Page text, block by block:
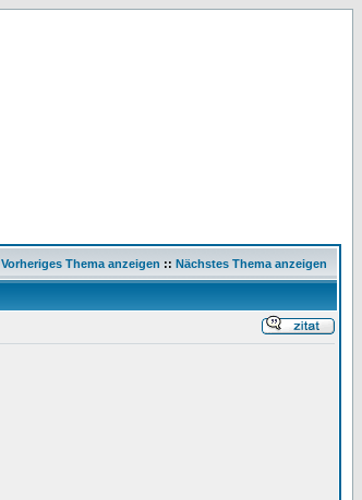
Vorheriges Thema anzeigen :: Nächstes Thema anzeigen